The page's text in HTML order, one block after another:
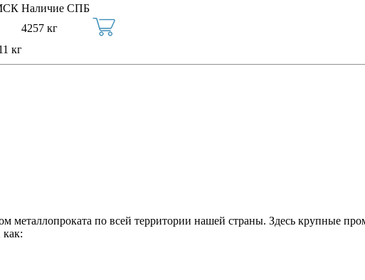
Наличие СПБ
4257 кг
кг
металлопроката по всей территории нашей страны. Здесь крупные
как: